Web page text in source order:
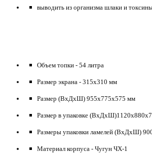
выводить из организма шлаки и
Объем топки - 54 литра
Размер экрана - 315х310 мм
Размер (ВхДхШ) 955х775х575 мм
Размер в упаковке (ВхДхШ)
Размеры упаковки ламелей (ВхДхШ)
Материал корпуса - Чугун ЧХ-1